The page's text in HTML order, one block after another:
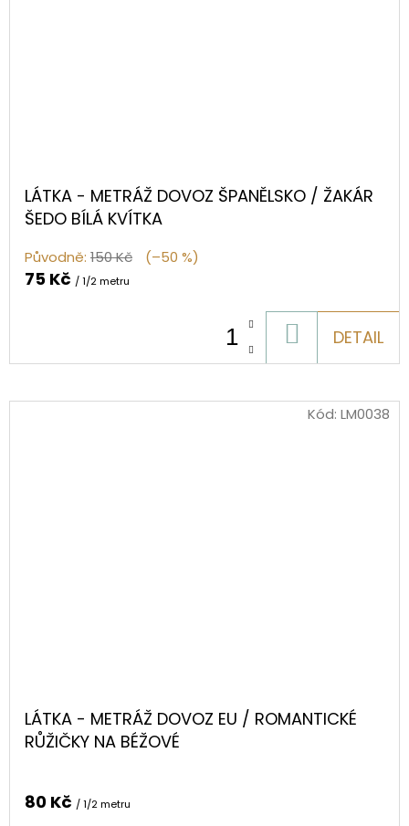
LÁTKA - METRÁŽ DOVOZ ŠPANĚLSKO / ŽAKÁR
ŠEDO BÍLÁ KVÍTKA
Původně: 150 Kč (–50 %)
75 Kč / 1/2 metru
KOŠÍKU
DETAIL
LÁTKA - METRÁŽ DOVOZ EU / ROMANTICKÉ
RŮŽIČKY NA BÉŽOVÉ
80 Kč / 1/2 metru
Kód: LM0038